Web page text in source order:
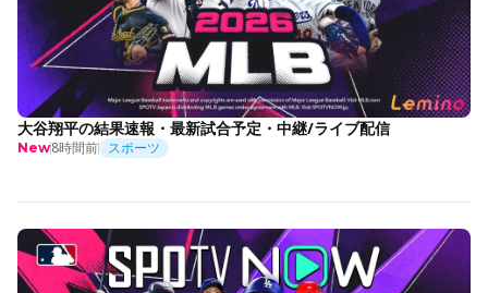
大谷翔平の結果速報・最新試合予定・中継/ライブ配信
New8時間前 スポーツ